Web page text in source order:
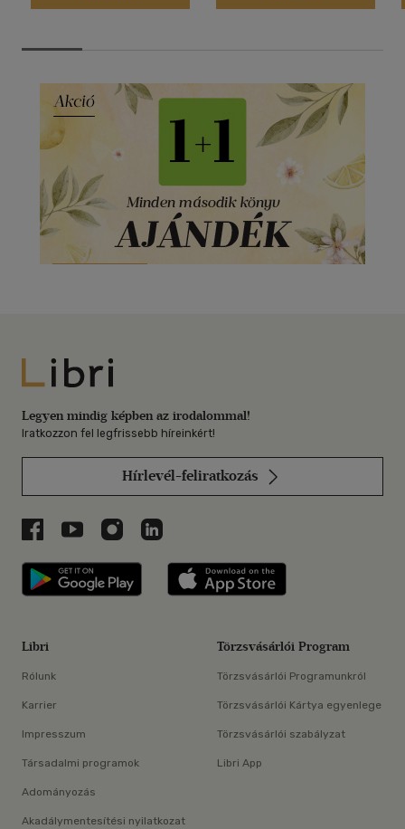
Libri
Legyen mindig képben az irodalommal!
Iratkozzon fel legfrissebb híreinkért!
Hírlevél-feliratkozás
Libri a Facebookon
Libri a Youtube-on
Libri az Instagramon
Libri a LinkedInen
Libri applikáció Szerezd meg: Google
Libri
Rólunk
Karrier
Impresszum
Társadalmi programok
Adományozás
Akadálymentesítési nyilatkozat
Törzsvásárlói Program
Törzsvásárlói Programunkról
Törzsvásárlói Kártya egyenlege
Törzsvásárlói szabályzat
Libri App